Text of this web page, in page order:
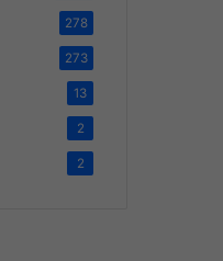
278
273
13
2
2